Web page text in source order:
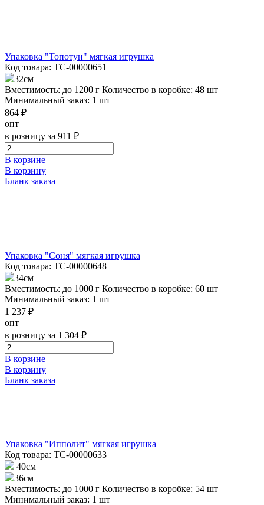
Упаковка "Топотун" мягкая игрушка
Код товара: ТС-00000651
32см
Вместимость: до 1200 г Количество в коробке: 48 шт
Минимальный заказ: 1 шт
864 ₽
опт
в розницу за 911 ₽
В корзине
В корзину
Бланк заказа
Упаковка "Соня" мягкая игрушка
Код товара: ТС-00000648
34см
Вместимость: до 1000 г Количество в коробке: 60 шт
Минимальный заказ: 1 шт
1 237 ₽
опт
в розницу за 1 304 ₽
В корзине
В корзину
Бланк заказа
Упаковка "Ипполит" мягкая игрушка
Код товара: ТС-00000633
40см
36см
Вместимость: до 1000 г Количество в коробке: 54 шт
Минимальный заказ: 1 шт